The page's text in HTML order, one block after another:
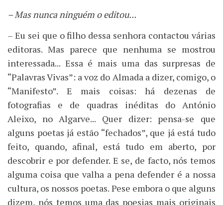
– Mas nunca ninguém o editou...
– Eu sei que o filho dessa senhora contactou várias
editoras. Mas parece que nenhuma se mostrou
interessada... Essa é mais uma das surpresas de
“Palavras Vivas”: a voz do Almada a dizer, comigo, o
“Manifesto”. E mais coisas: há dezenas de
fotografias e de quadras inéditas do António
Aleixo, no Algarve... Quer dizer: pensa-se que
alguns poetas já estão “fechados”, que já está tudo
feito, quando, afinal, está tudo em aberto, por
descobrir e por defender. E se, de facto, nós temos
alguma coisa que valha a pena defender é a nossa
cultura, os nossos poetas. Pese embora o que alguns
dizem, nós temos uma das poesias mais originais